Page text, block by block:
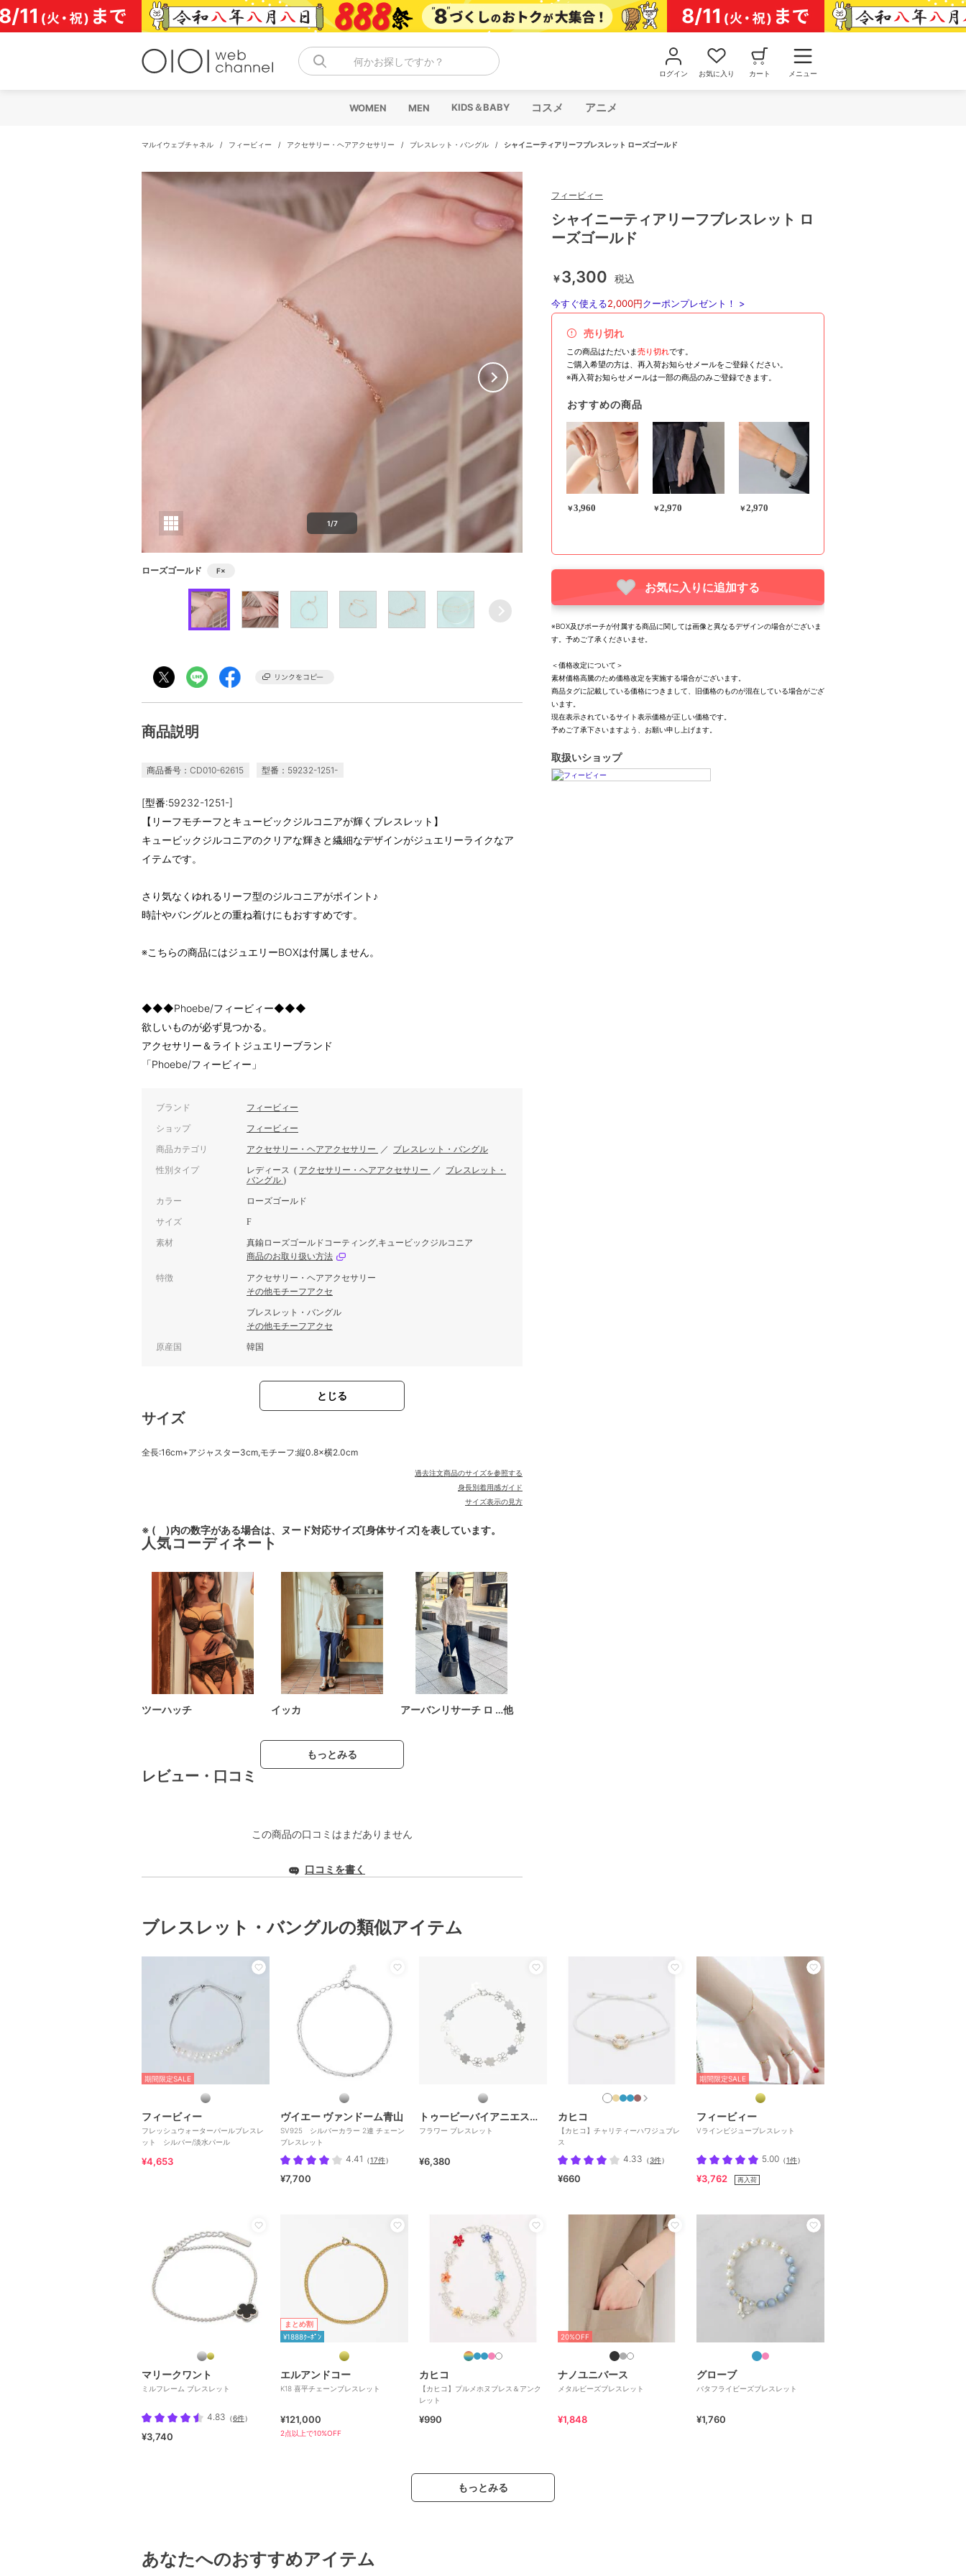
コ
ン
テ
何かお探しですか？
ログイン お気に入り カート メニュー
WOMEN MEN KIDS＆BABY コスメ アニメ
マルイウェブチャネル / フィービィー / アクセサリー・ヘアアクセサリー / ブレスレット・バングル / シャイニーティアリーフブレスレット ローズゴールド
1/7
ローズゴールド F×
商品説明
商品番号：CD010-62615 型番：59232-1251-
[型番:59232-1251-]
【リーフモチーフとキュービックジルコニアが輝くブレスレット】
キュービックジルコニアのクリアな輝きと繊細なデザインがジュエリーライクなア
イテムです。
さり気なくゆれるリーフ型のジルコニアがポイント♪
時計やバングルとの重ね着けにもおすすめです。
※こちらの商品にはジュエリーBOXは付属しません。
◆◆◆Phoebe/フィービィー◆◆◆
欲しいものが必ず見つかる。
アクセサリー＆ライトジュエリーブランド
「Phoebe/フィービィー」
ブランド フィービィー
ショップ フィービィー
商品カテゴリ アクセサリー・ヘアアクセサリー ／ ブレスレット・バングル
性別タイプ レディース ( アクセサリー・ヘアアクセサリー ／ ブレスレット・
バングル )
カラー ローズゴールド
サイズ F
素材
真鍮ローズゴールドコーティング,キュービックジルコニア
商品のお取り扱い方法
特徴
アクセサリー・ヘアアクセサリー
その他モチーフアクセ
ブレスレット・バングル
その他モチーフアクセ
原産国 韓国
とじる
サイズ
全長:16cm+アジャスター3cm,モチーフ:縦0.8×横2.0cm
過去注文商品のサイズを参照する
身長別着用感ガイド
サイズ表示の見方
※ ( )内の数字がある場合は、ヌード対応サイズ[身体サイズ]を表しています。
人気コーディネート
ツーハッチ イッカ アーバンリサーチ ロ …他
もっとみる
レビュー・口コミ
この商品の口コミはまだありません
口コミを書く
フィービィー
シャイニーティアリーフブレスレット ロ
ーズゴールド
￥3,300 税込
今すぐ使える2,000円クーポンプレゼント！ >
売り切れ
この商品はただいま売り切れです。
ご購入希望の方は、再入荷お知らせメールをご登録ください。
※再入荷お知らせメールは一部の商品のみご登録できます。
おすすめの商品
￥3,960 ￥2,970 ￥2,970
お気に入りに追加する
※BOX及びポーチが付属する商品に関しては画像と異なるデザインの場合がございま
す。予めご了承くださいませ。
＜価格改定について＞
素材価格高騰のため価格改定を実施する場合がございます。
商品タグに記載している価格につきまして、旧価格のものが混在している場合がござ
います。
現在表示されているサイト表示価格が正しい価格です。
予めご了承下さいますよう、お願い申し上げます。
取扱いショップ
ブレスレット・バングルの類似アイテム
期間限定SALE
フィービィー
フレッシュウォーターパールブレスレ
ット シルバー/淡水パール
¥4,653
ヴイエー ヴァンドーム青山
SV925 シルバーカラー 2連 チェーン
ブレスレット
4.41 （17件）
¥7,700
トゥービーバイアニエスベー
フラワー ブレスレット
¥6,380
カヒコ
【カヒコ】チャリティーハワジュブレ
ス
4.33 （3件）
¥660
期間限定SALE
フィービィー
Vラインビジューブレスレット
5.00 （1件）
¥3,762 再入荷
マリークワント
ミルフレーム ブレスレット
4.83 （6件）
¥3,740
まとめ割
¥1888ｸｰﾎﾟﾝ
エルアンドコー
K18 喜平チェーンブレスレット
¥121,000
2点以上で10%OFF
カヒコ
【カヒコ】プルメホヌブレス＆アンク
レット
¥990
20%OFF
ナノユニバース
メタルビーズブレスレット
¥1,848
グローブ
バタフライビーズブレスレット
¥1,760
もっとみる
あなたへのおすすめアイテム